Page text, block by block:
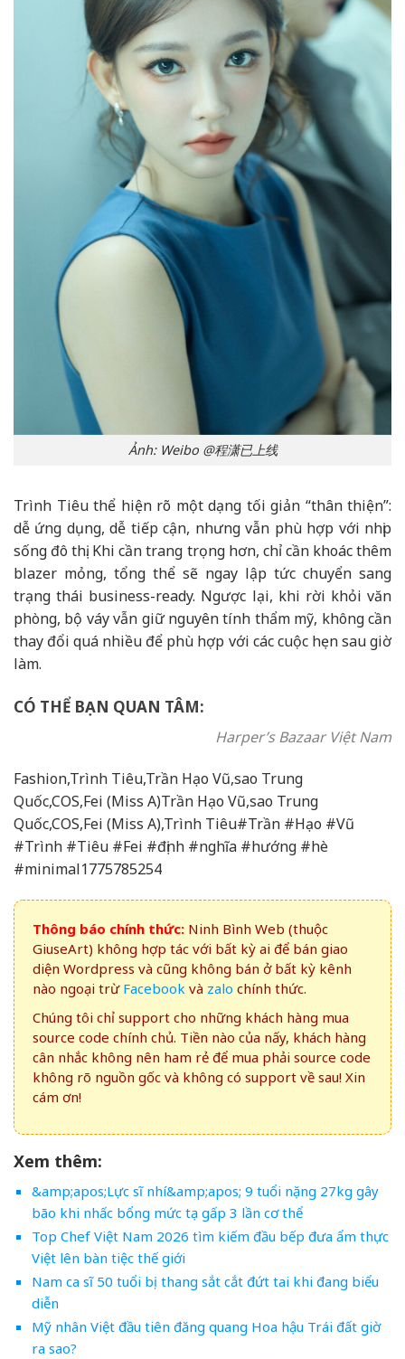
Ảnh: Weibo @程潇已上线
Trình Tiêu thể hiện rõ một dạng tối giản “thân thiện”:
dễ ứng dụng, dễ tiếp cận, nhưng vẫn phù hợp với nhịp
sống đô thị. Khi cần trang trọng hơn, chỉ cần khoác thêm
blazer mỏng, tổng thể sẽ ngay lập tức chuyển sang
trạng thái business-ready. Ngược lại, khi rời khỏi văn
phòng, bộ váy vẫn giữ nguyên tính thẩm mỹ, không cần
thay đổi quá nhiều để phù hợp với các cuộc hẹn sau giờ
làm.
CÓ THỂ BẠN QUAN TÂM:
Harper’s Bazaar Việt Nam
Fashion,Trình Tiêu,Trần Hạo Vũ,sao Trung
Quốc,COS,Fei (Miss A)Trần Hạo Vũ,sao Trung
Quốc,COS,Fei (Miss A),Trình Tiêu#Trần #Hạo #Vũ
#Trình #Tiêu #Fei #định #nghĩa #hướng #hè
#minimal1775785254
Thông báo chính thức: Ninh Bình Web (thuộc
GiuseArt) không hợp tác với bất kỳ ai để bán giao
diện Wordpress và cũng không bán ở bất kỳ kênh
nào ngoại trừ Facebook và zalo chính thức.
Chúng tôi chỉ support cho những khách hàng mua
source code chính chủ. Tiền nào của nấy, khách hàng
cân nhắc không nên ham rẻ để mua phải source code
không rõ nguồn gốc và không có support về sau! Xin
cám ơn!
Xem thêm:
&amp;apos;Lực sĩ nhí&amp;apos; 9 tuổi nặng 27kg gây
bão khi nhấc bổng mức tạ gấp 3 lần cơ thể
Top Chef Việt Nam 2026 tìm kiếm đầu bếp đưa ẩm thực
Việt lên bàn tiệc thế giới
Nam ca sĩ 50 tuổi bị thang sắt cắt đứt tai khi đang biểu
diễn
Mỹ nhân Việt đầu tiên đăng quang Hoa hậu Trái đất giờ
ra sao?